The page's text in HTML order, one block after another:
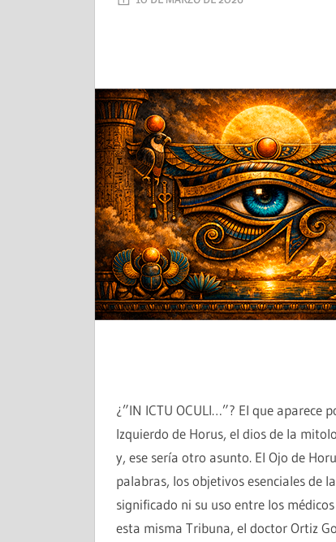
¿”IN ICTU OCULI…”? El que aparece
Izquierdo de Horus, el dios de la
y, ese sería otro asunto. El Ojo de
palabras, los objetivos esenciales de
significado ni su uso entre los
esta misma Tribuna, el doctor Ortiz